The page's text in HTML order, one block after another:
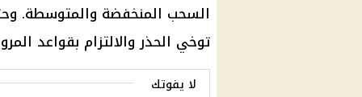
السحب المنخفضة والمتوسطة.
توخي الحذر والالتزام بقواعد
لا يفوتك